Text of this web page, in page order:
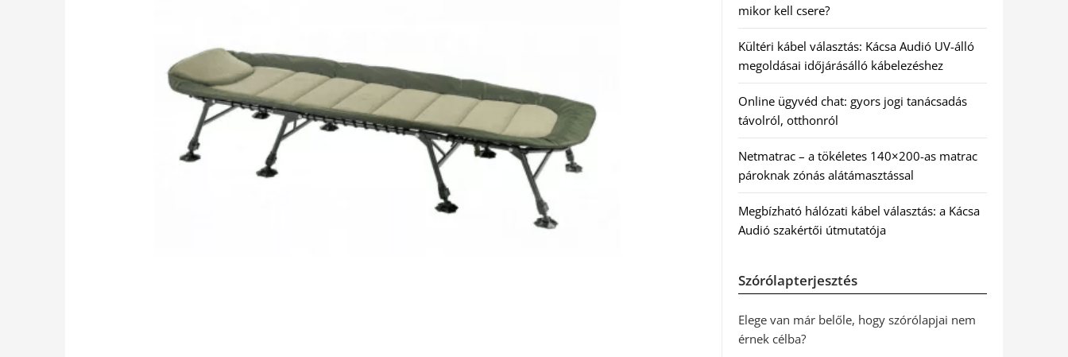
mikor kell csere?
Kültéri kábel választás: Kácsa Audió UV-álló
megoldásai időjárásálló kábelezéshez
Online ügyvéd chat: gyors jogi tanácsadás
távolról, otthonról
Netmatrac – a tökéletes 140×200-as matrac
pároknak zónás alátámasztással
Megbízható hálózati kábel választás: a Kácsa
Audió szakértői útmutatója
Szórólapterjesztés
Elege van már belőle, hogy szórólapjai nem
érnek célba?